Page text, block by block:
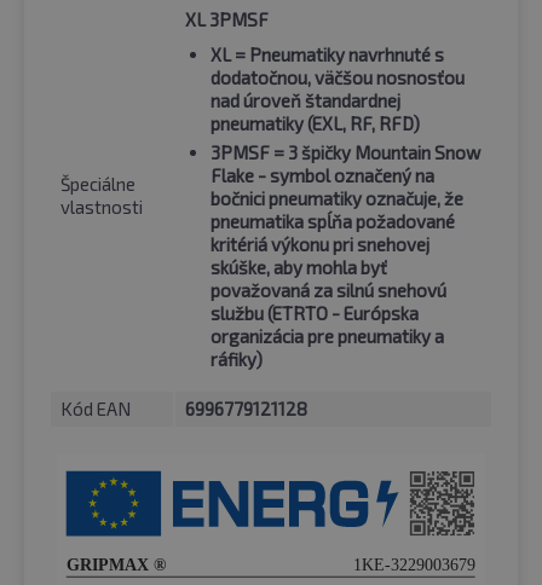
Špeciálne
vlastnosti
XL 3PMSF
XL = Pneumatiky navrhnuté s
dodatočnou, väčšou nosnosťou
nad úroveň štandardnej
pneumatiky (EXL, RF, RFD)
3PMSF = 3 špičky Mountain Snow
Flake - symbol označený na
bočnici pneumatiky označuje, že
pneumatika spĺňa požadované
kritériá výkonu pri snehovej
skúške, aby mohla byť
považovaná za silnú snehovú
službu (ETRTO - Európska
organizácia pre pneumatiky a
ráfiky)
Kód EAN 6996779121128